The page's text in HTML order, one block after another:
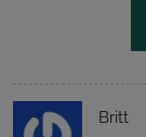
Britt